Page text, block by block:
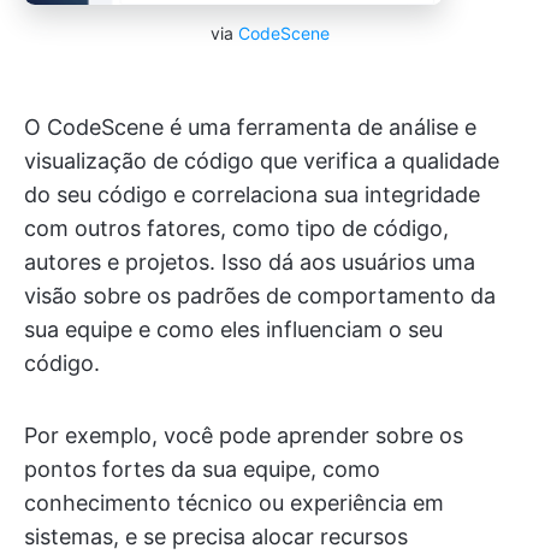
via CodeScene
O CodeScene é uma ferramenta de análise e
visualização de código que verifica a qualidade
do seu código e correlaciona sua integridade
com outros fatores, como tipo de código,
autores e projetos. Isso dá aos usuários uma
visão sobre os padrões de comportamento da
sua equipe e como eles influenciam o seu
código.
Por exemplo, você pode aprender sobre os
pontos fortes da sua equipe, como
conhecimento técnico ou experiência em
sistemas, e se precisa alocar recursos